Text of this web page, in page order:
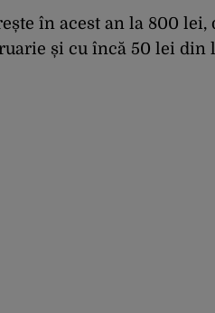
în acest an la 800 lei,
și cu încă 50 lei din